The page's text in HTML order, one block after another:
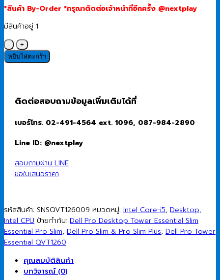
*สินค้า By-Order *กรุณาติดต่อเจ้าหน้าที่อีกครั้ง @nextplay
มีสินค้าอยู่ 1
จำนวน
Desktop
PC
โต๊ะ
องค์กร)
Pro
Essential
QVT1260
Core
i5-
14400/16GB/512GB
SSD/Intel/Windows
Pro
ชิ้น
หยิบใส่ตะกร้า
ติดต่อสอบถามข้อมูลเพิ่มเติมได้ที่
เบอร์โทร. 02-491-4564 ext. 1096, 087-984-2890
Line ID: @nextplay
สอบถามผ่าน LINE
ขอใบเสนอราคา
รหัสสินค้า: SNSQVT126009 หมวดหมู่: Intel Core-i5, Desktop,
Intel CPU ป้ายกำกับ: Dell Pro Desktop Tower Essential Slim
Essential Pro Slim, Dell Pro Slim & Pro Slim Plus, Dell Pro Tower
Essential QVT1260
คุณสมบัติสินค้า
บทวิจารณ์ (0)